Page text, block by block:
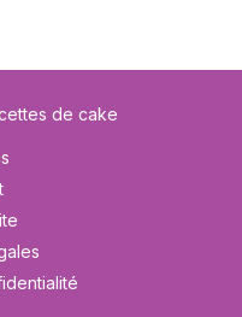
de cake